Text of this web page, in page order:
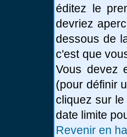
éditez le
devriez
dessous de
c'est que
Vous devez
(pour définir
cliquez sur
date limite
Revenir en